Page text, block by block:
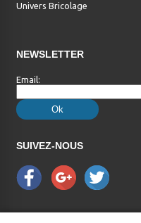
Univers Bricolage
NEWSLETTER
Email:
SUIVEZ-NOUS